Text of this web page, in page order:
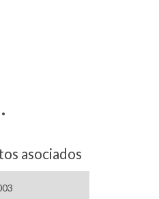
asociados